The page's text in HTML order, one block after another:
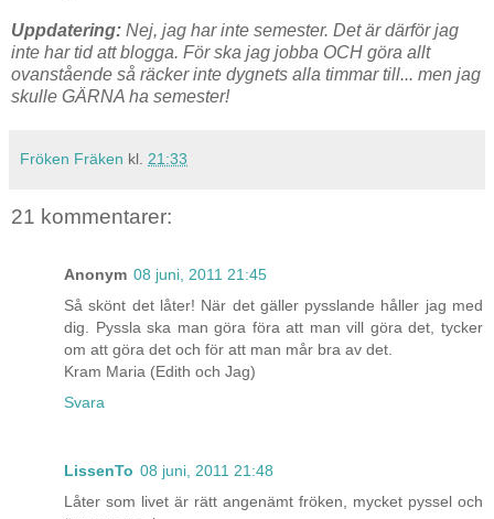
Uppdatering: Nej, jag har inte semester. Det är därför jag
inte har tid att blogga. För ska jag jobba OCH göra allt
ovanstående så räcker inte dygnets alla timmar till... men jag
skulle GÄRNA ha semester!
Fröken Fräken kl. 21:33
21 kommentarer:
Anonym 08 juni, 2011 21:45
Så skönt det låter! När det gäller pysslande håller jag med
dig. Pyssla ska man göra föra att man vill göra det, tycker
om att göra det och för att man mår bra av det.
Kram Maria (Edith och Jag)
Svara
LissenTo 08 juni, 2011 21:48
Låter som livet är rätt angenämt fröken, mycket pyssel och